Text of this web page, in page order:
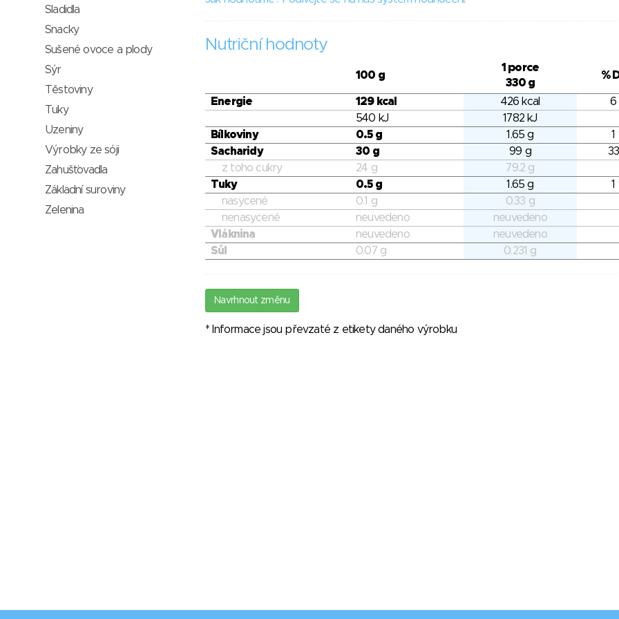
Nutriční hodnoty
100 g
1 porce
330 g
%
Energie 129 kcal 426 kcal
6
540 kJ
1782 kJ
Bílkoviny
0.5 g 1.65 g
1
Sacharidy
30 g 99 g
z toho cukry
24 g
79.2 g
Tuky
0.5 g 1.65 g
1
nasycené
0.1 g
0.33 g
nenasycené
neuvedeno
neuvedeno
Vláknina
neuvedeno
neuvedeno
Sůl
0.07 g 0.231 g
Navrhnout změnu
* Informace jsou převzaté z etikety daného výrobku
Sladidla
Snacky
Sušené ovoce a plody
Sýr
Těstoviny
Tuky
Uzeniny
Výrobky ze sóji
Zahušťovadla
Základní suroviny
Zelenina